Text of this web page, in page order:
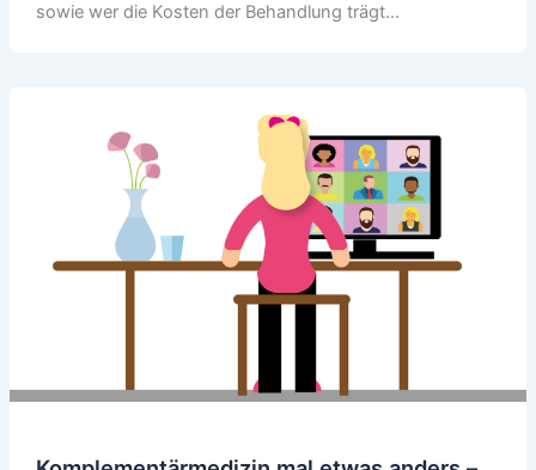
sowie wer die Kosten der Behandlung trägt…